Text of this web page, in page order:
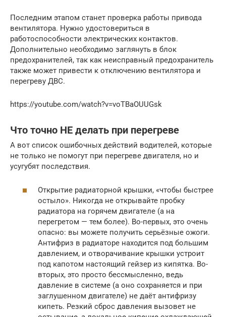
Последним этапом станет проверка работы привода
вентилятора. Нужно удостовериться в
работоспособности электрических контактов.
Дополнительно необходимо заглянуть в блок
предохранителей, так как неисправный предохранитель
также может привести к отключению вентилятора и
перегреву ДВС.
https://youtube.com/watch?v=voTBaOUUGsk
Что точно НЕ делать при перегреве
А вот список ошибочных действий водителей, которые
не только не помогут при перегреве двигателя, но и
усугубят последствия.
Открытие радиаторной крышки, «чтобы быстрее
остыло». Никогда не открывайте пробку
радиатора на горячем двигателе (а на
перегретом — тем более). Во-первых, это очень
опасно: вы можете получить серьёзные ожоги.
Антифриз в радиаторе находится под большим
давлением, и отворачивание крышки устроит
под капотом настоящий гейзер из кипятка. Во-
вторых, это просто бессмысленно, ведь
давление в системе (а оно сохраняется и при
заглушенном двигателе) не даёт антифризу
кипеть. Резкий сброс давления вызовет не